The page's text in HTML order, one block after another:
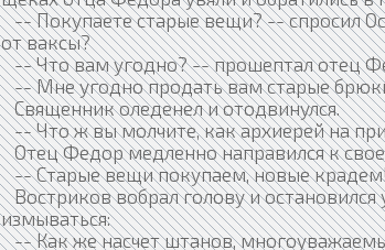
-- Покупаете старые вещи? -- спросил
от ваксы?
-- Что вам угодно? -- прошептал отец
-- Мне угодно продать вам старые
Священник оледенел и отодвинулся.
-- Что ж вы молчите, как архиерей на
Отец Федор медленно направился к
-- Старые вещи покупаем, новые крадем!
Востриков вобрал голову и остановился
измываться:
-- Как же насчет штанов,